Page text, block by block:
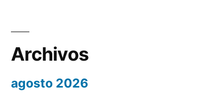
Archivos
agosto 2026